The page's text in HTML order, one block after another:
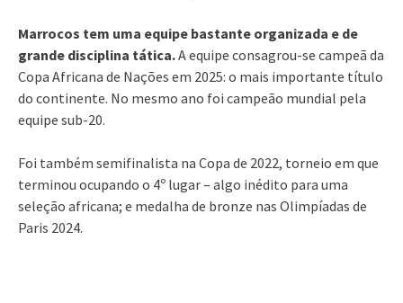
Marrocos tem uma equipe bastante organizada e de
grande disciplina tática.A equipe consagrou-se campeã da
Copa Africana de Nações em 2025: o mais importante título
do continente. No mesmo ano foi campeão mundial pela
equipe sub-20.
Foi também semifinalista na Copa de 2022, torneio em que
terminou ocupando o 4º lugar – algo inédito para uma
seleção africana; e medalha de bronze nas Olimpíadas de
Paris 2024.